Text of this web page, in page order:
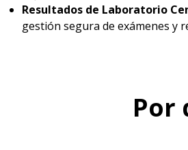
Resultados de Laboratorio
gestión segura de exámenes y
Por